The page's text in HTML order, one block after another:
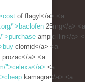
of flagyl</a> <a
">baclofen 25mg</a> <a
ampicillin</a>
clomid</a> <a
prozac</a> <a
">celexa</a> <a
kamagra</a> <a